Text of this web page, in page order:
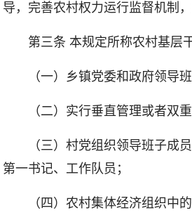
导，完善农村权力运行监督机制
第三条 本规定所称农村基层干
（一）乡镇党委和政府领导班
（二）实行垂直管理或者双重
（三）村党组织领导班子成员
第一书记、工作队员；
（四）农村集体经济组织中的